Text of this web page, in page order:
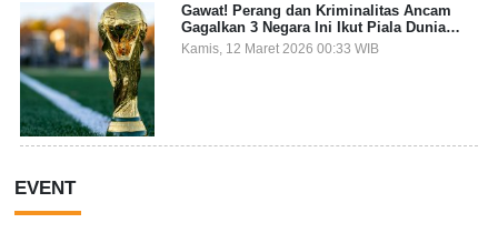
Gawat! Perang dan Kriminalitas Ancam
Gagalkan 3 Negara Ini Ikut Piala Dunia
2026
Kamis, 12 Maret 2026 00:33 WIB
EVENT